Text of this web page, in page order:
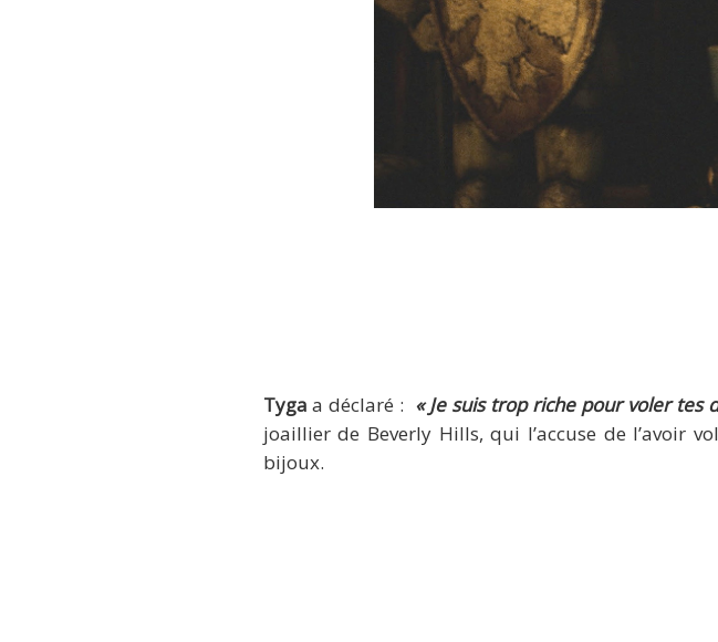
Tyga a déclaré : « Je suis trop riche pour voler tes
joaillier de Beverly Hills, qui l’accuse de l’avoir
bijoux.